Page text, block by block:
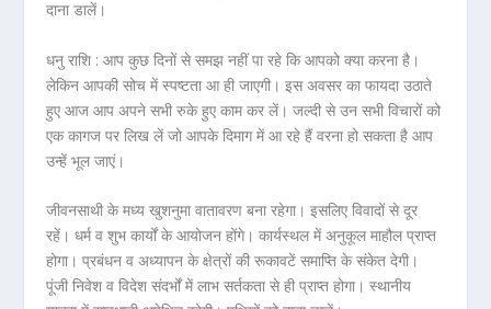
दाना डालें।
धनु राशि : आप कुछ दिनों से समझ नहीं पा रहे कि आपको क्या करना है।
लेकिन आपकी सोच में स्पष्टता आ ही जाएगी। इस अवसर का फायदा उठाते
हुए आज आप अपने सभी रुके हुए काम कर लें। जल्दी से उन सभी विचारों को
एक कागज पर लिख लें जो आपके दिमाग में आ रहे हैं वरना हो सकता है आप
उन्हें भूल जाएं।
जीवनसाथी के मध्य खुशनुमा वातावरण बना रहेगा। इसलिए विवादों से दूर
रहें। धर्म व शुभ कार्यों के आयोजन होंगे। कार्यस्थल में अनुकूल माहौल प्राप्त
होगा। प्रबंधन व अध्यापन के क्षेत्रों की रूकावटें समाप्ति के संकेत देगी।
पूंजी निवेश व विदेश संदर्भों में लाभ सर्तकता से ही प्राप्त होगा। स्थानीय